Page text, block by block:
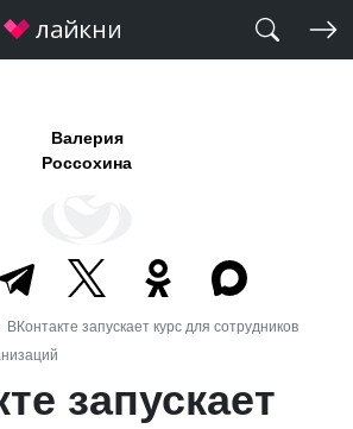
Валерия
Россохина
ВКонтакте запускает курс для сотрудников
запускает